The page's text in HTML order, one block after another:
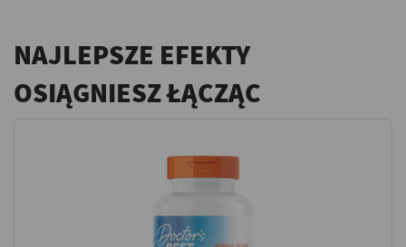
NAJLEPSZE EFEKTY
OSIĄGNIESZ ŁĄCZĄC